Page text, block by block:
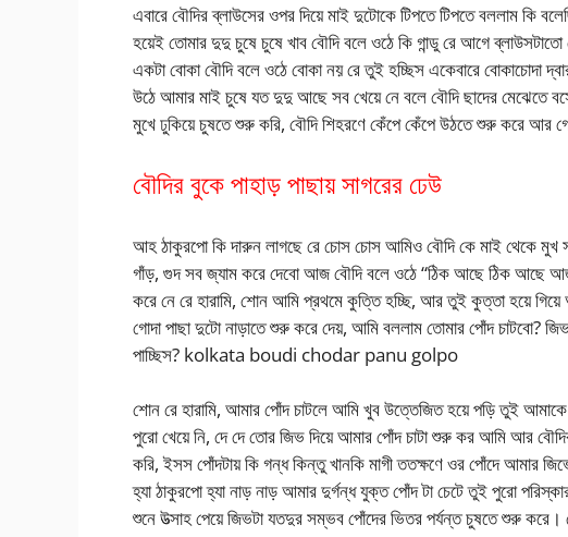
এবারে বৌদির ব্লাউসের ওপর দিয়ে মাই দুটোকে টিপতে টিপতে বললাম কি
হয়েই তোমার দুদু চুষে চুষে খাব বৌদি বলে ওঠে কি গান্ডু রে আগে
একটা বোকা বৌদি বলে ওঠে বোকা নয় রে তুই হচ্ছিস একেবারে বোকাচোদা
উঠে আমার মাই চুষে যত দুদু আছে সব খেয়ে নে বলে বৌদি ছাদের মেঝেতে
মুখে ঢুকিয়ে চুষতে শুরু করি, বৌদি শিহরণে কেঁপে কেঁপে উঠতে শুরু করে আর
বৌদির বুকে পাহাড় পাছায় সাগরের ঢেউ
আহ ঠাকুরপো কি দারুন লাগছে রে চোস চোস আমিও বৌদি কে মাই থেকে মুখ
গাঁড়, গুদ সব জ্যাম করে দেবো আজ বৌদি বলে ওঠে “ঠিক আছে ঠিক
করে নে রে হারামি, শোন আমি প্রথমে কুত্তি হচ্ছি, আর তুই কুত্তা হয়ে গিয়ে
গোদা পাছা দুটো নাড়াতে শুরু করে দেয়, আমি বললাম তোমার পোঁদ চাটবো?
পাচ্ছিস? kolkata boudi chodar panu golpo
শোন রে হারামি, আমার পোঁদ চাটলে আমি খুব উত্তেজিত হয়ে পড়ি তুই
পুরো খেয়ে নি, দে দে তোর জিভ দিয়ে আমার পোঁদ চাটা শুরু কর আমি আর
করি, ইসস পোঁদটায় কি গন্ধ কিন্তু খানকি মাগী ততক্ষণে ওর পোঁদে আমার
হ্যা ঠাকুরপো হ্যা নাড় নাড় আমার দুর্গন্ধ যুক্ত পোঁদ টা চেটে তুই পুরো
শুনে উত্সাহ পেয়ে জিভটা যতদুর সম্ভব পোঁদের ভিতর পর্যন্ত চুষতে শুরু করে।